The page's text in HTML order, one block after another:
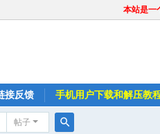
本站是一
接反馈 手机用户下载和解压教
帖子